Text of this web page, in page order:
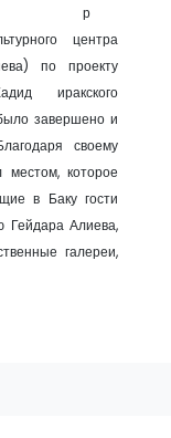
р
центра
по проекту
иракского
завершено и
своему
которое
в Баку гости
Гейдара Алиева,
галереи,